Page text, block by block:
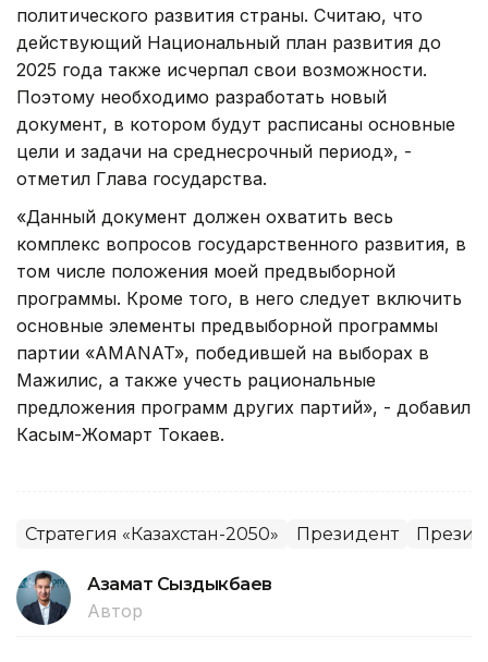
политического развития страны. Считаю, что
действующий Национальный план развития до
2025 года также исчерпал свои возможности.
Поэтому необходимо разработать новый
документ, в котором будут расписаны основные
цели и задачи на среднесрочный период», -
отметил Глава государства.
«Данный документ должен охватить весь
комплекс вопросов государственного развития, в
том числе положения моей предвыборной
программы. Кроме того, в него следует включить
основные элементы предвыборной программы
партии «АMANAT», победившей на выборах в
Мажилис, а также учесть рациональные
предложения программ других партий», - добавил
Касым-Жомарт Токаев.
Стратегия «Казахстан-2050» Президент
Азамат Сыздыкбаев
Автор